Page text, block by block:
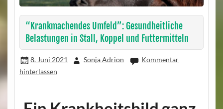
“Krankmachendes Umfeld”: Gesundheitliche
Belastungen in Stall, Koppel und Futtermitteln
8. Juni 2021 Sonja Adrion
Kommentar
hinterlassen